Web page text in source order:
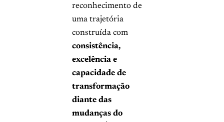
reconhecimento de
uma trajetória
construída com
consistência,
excelência e
capacidade de
transformação
diante das
mudanças do